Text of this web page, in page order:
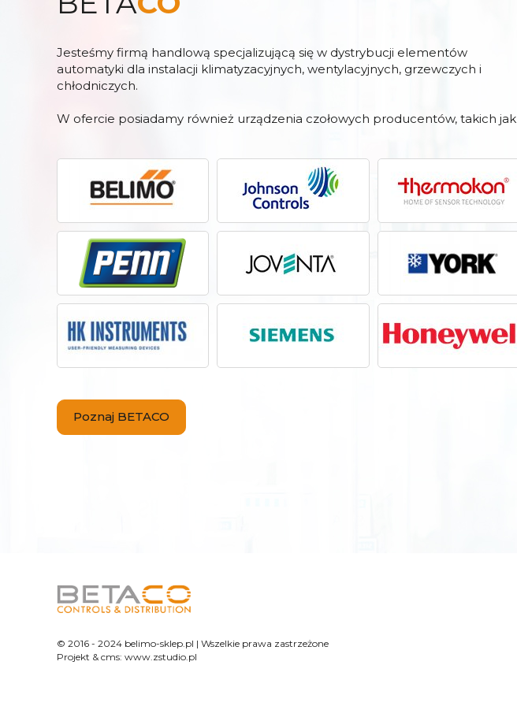
Jesteśmy firmą handlową specjalizującą się w dystrybucji elementów
automatyki dla instalacji klimatyzacyjnych, wentylacyjnych, grzewczych i
chłodniczych.
W ofercie posiadamy również urządzenia czołowych producentów, takich jak
Poznaj BETACO
© 2016 - 2024 belimo-sklep.pl | Wszelkie prawa zastrzeżone
Projekt &cms: www.zstudio.pl